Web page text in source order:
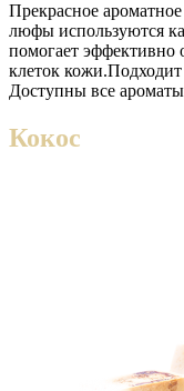
Прекрасное
люфы используются
помогает эффективно
клеток
Доступны все
Кокос